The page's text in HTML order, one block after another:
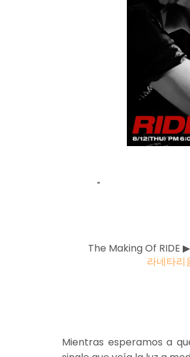
The Making Of RIDE ▶
라네타리
Mientras esperamos a